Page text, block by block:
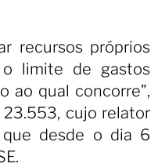
recursos próprios
limite de gastos
ao qual concorre”,
cujo relator
desde o dia 6